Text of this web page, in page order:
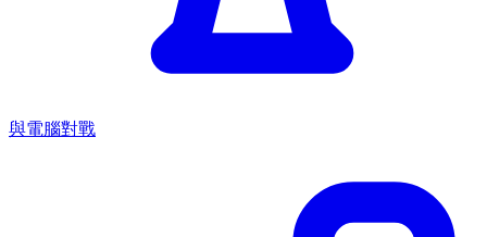
與電腦對戰